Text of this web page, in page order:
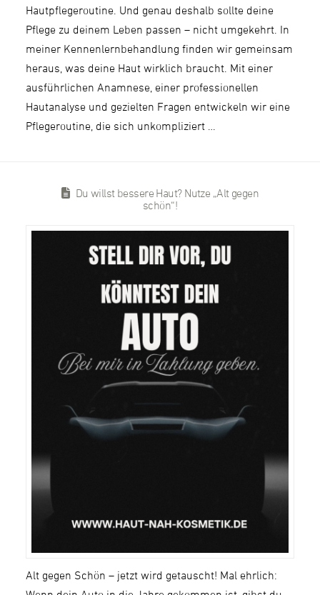
Hautpflegeroutine. Und genau deshalb sollte deine
Pflege zu deinem Leben passen – nicht umgekehrt. In
meiner Kennenlernbehandlung finden wir gemeinsam
heraus, was deine Haut wirklich braucht. Mit einer
ausführlichen Anamnese, einer professionellen
Hautanalyse und gezielten Fragen entwickeln wir eine
Pflegeroutine, die sich unkompliziert …
Du willst bessere Haut? Nutze „Alt gegen
schön“!
Alt gegen Schön – jetzt wird getauscht! Mal ehrlich: